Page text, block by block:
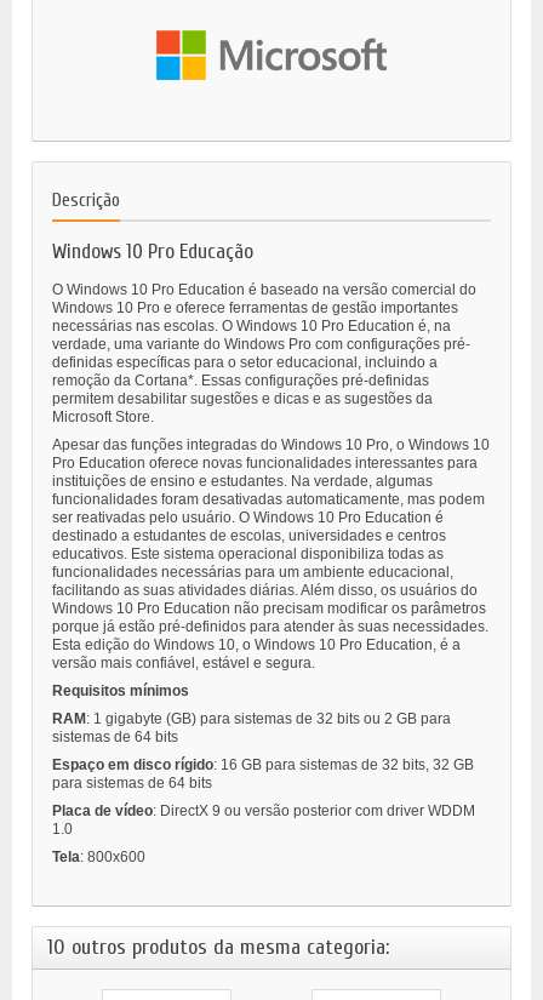
Descrição
Windows 10 Pro Educação
O Windows 10 Pro Education é baseado na versão comercial do
Windows 10 Pro e oferece ferramentas de gestão importantes
necessárias nas escolas. O Windows 10 Pro Education é, na
verdade, uma variante do Windows Pro com configurações pré-
definidas específicas para o setor educacional, incluindo a
remoção da Cortana*. Essas configurações pré-definidas
permitem desabilitar sugestões e dicas e as sugestões da
Microsoft Store.
Apesar das funções integradas do Windows 10 Pro, o Windows 10
Pro Education oferece novas funcionalidades interessantes para
instituições de ensino e estudantes. Na verdade, algumas
funcionalidades foram desativadas automaticamente, mas podem
ser reativadas pelo usuário. O Windows 10 Pro Education é
destinado a estudantes de escolas, universidades e centros
educativos. Este sistema operacional disponibiliza todas as
funcionalidades necessárias para um ambiente educacional,
facilitando as suas atividades diárias. Além disso, os usuários do
Windows 10 Pro Education não precisam modificar os parâmetros
porque já estão pré-definidos para atender às suas necessidades.
Esta edição do Windows 10, o Windows 10 Pro Education, é a
versão mais confiável, estável e segura.
Requisitos mínimos
RAM : 1 gigabyte (GB) para sistemas de 32 bits ou 2 GB para
sistemas de 64 bits
Espaço em disco rígido: 16 GB para sistemas de 32 bits, 32 GB
para sistemas de 64 bits
Placa de vídeo: DirectX 9 ou versão posterior com driver WDDM
1.0
Tela: 800x600
10 outros produtos da mesma categoria: